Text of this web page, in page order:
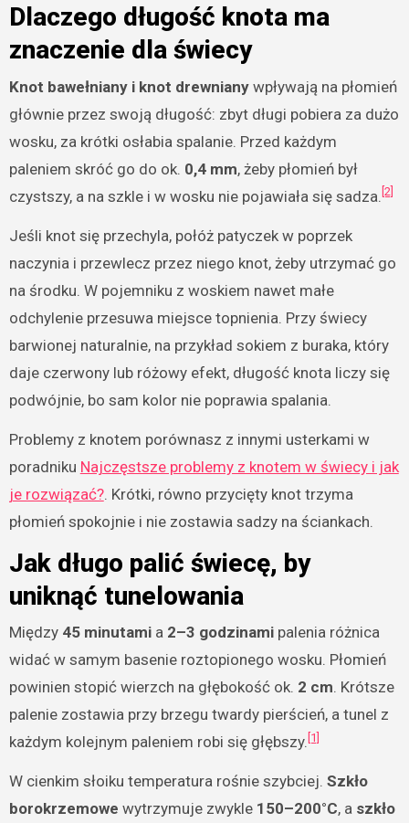
Dlaczego długość knota ma
znaczenie dla świecy
Knot bawełniany i knot drewnianywpływają na płomień
głównie przez swoją długość: zbyt długi pobiera za dużo
wosku, za krótki osłabia spalanie. Przed każdym
paleniem skróć go do ok. 0,4 mm, żeby płomień był
czystszy, a na szkle i w wosku nie pojawiała się sadza. [2]
Jeśli knot się przechyla, połóż patyczek w poprzek
naczynia i przewlecz przez niego knot, żeby utrzymać go
na środku. W pojemniku z woskiem nawet małe
odchylenie przesuwa miejsce topnienia. Przy świecy
barwionej naturalnie, na przykład sokiem z buraka, który
daje czerwony lub różowy efekt, długość knota liczy się
podwójnie, bo sam kolor nie poprawia spalania.
Problemy z knotem porównasz z innymi usterkami w
poradniku Najczęstsze problemy z knotem w świecy i jak
je rozwiązać?. Krótki, równo przycięty knot trzyma
płomień spokojnie i nie zostawia sadzy na ściankach.
Jak długo palić świecę, by
uniknąć tunelowania
Między 45 minutamia 2–3 godzinamipalenia różnica
widać w samym basenie roztopionego wosku. Płomień
powinien stopić wierzch na głębokość ok. 2 cm. Krótsze
palenie zostawia przy brzegu twardy pierścień, a tunel z
każdym kolejnym paleniem robi się głębszy. [1]
W cienkim słoiku temperatura rośnie szybciej. Szkło
borokrzemowe wytrzymuje zwykle 150–200°C, a szkło